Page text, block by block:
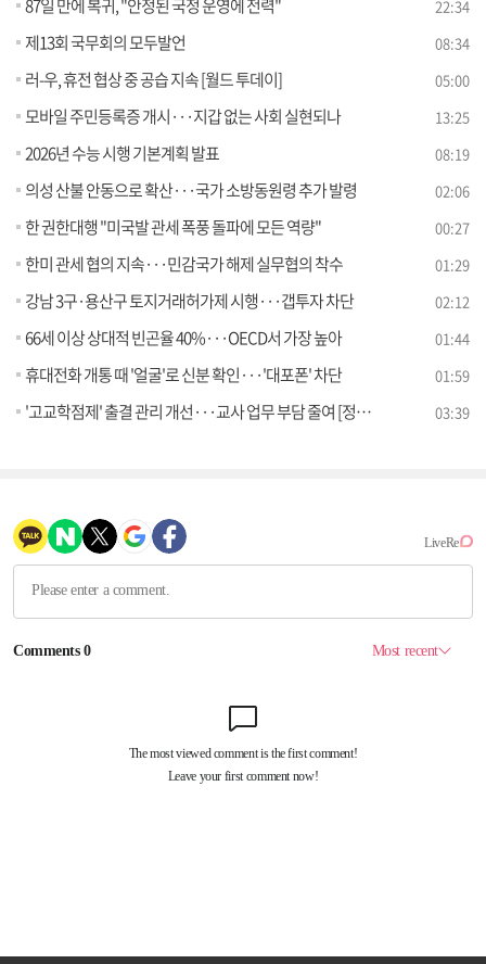
87일 만에 복귀, "안정된 국정 운영에 전력" 22:34
제13회 국무회의 모두발언 08:34
러-우, 휴전 협상 중 공습 지속 [월드 투데이] 05:00
모바일 주민등록증 개시···지갑 없는 사회 실현되나 13:25
2026년 수능 시행 기본계획 발표 08:19
의성 산불 안동으로 확산···국가 소방동원령 추가 발령 02:06
한 권한대행 "미국발 관세 폭풍 돌파에 모든 역량" 00:27
한미 관세 협의 지속···민감국가 해제 실무협의 착수 01:29
강남 3구·용산구 토지거래허가제 시행···갭투자 차단 02:12
66세 이상 상대적 빈곤율 40%···OECD서 가장 높아 01:44
휴대전화 개통 때 '얼굴'로 신분 확인···'대포폰' 차단 01:59
'고교학점제' 출결 관리 개선···교사 업무 부담 줄여 [정책 바로보기] 03:39